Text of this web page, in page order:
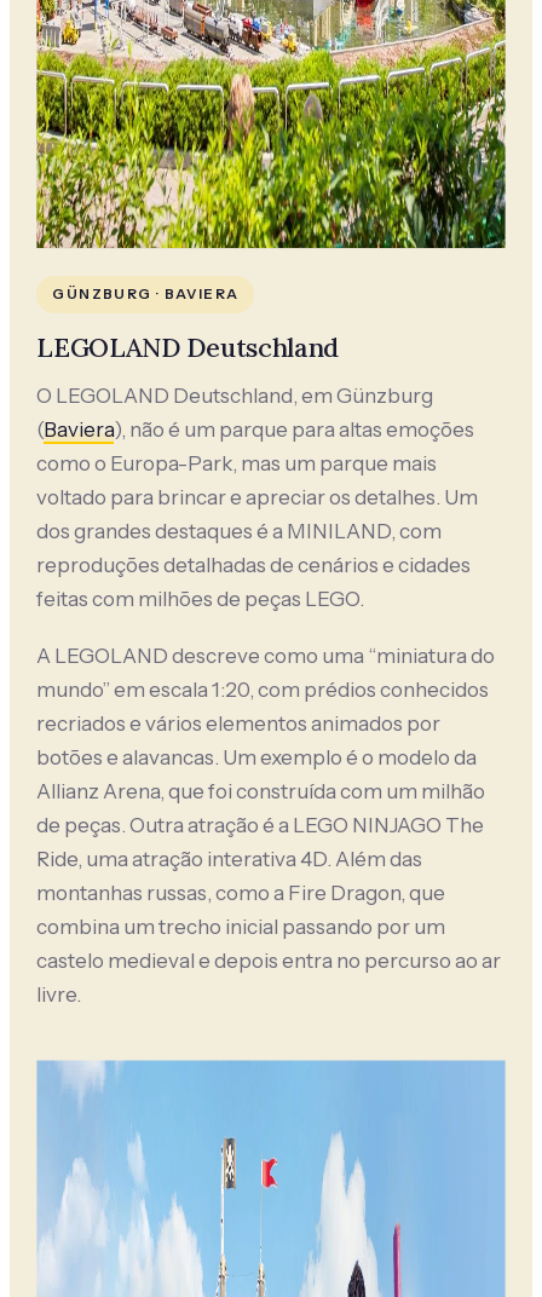
GÜNZBURG · BAVIERA
LEGOLAND Deutschland
O LEGOLAND Deutschland, em Günzburg
(Baviera), não é um parque para altas emoções
como o Europa-Park, mas um parque mais
voltado para brincar e apreciar os detalhes. Um
dos grandes destaques é a MINILAND, com
reproduções detalhadas de cenários e cidades
feitas com milhões de peças LEGO.
A LEGOLAND descreve como uma “miniatura do
mundo” em escala 1:20, com prédios conhecidos
recriados e vários elementos animados por
botões e alavancas. Um exemplo é o modelo da
Allianz Arena, que foi construída com um milhão
de peças. Outra atração é a LEGO NINJAGO The
Ride, uma atração interativa 4D. Além das
montanhas russas, como a Fire Dragon, que
combina um trecho inicial passando por um
castelo medieval e depois entra no percurso ao ar
livre.